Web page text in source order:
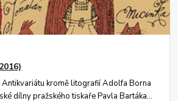
Antikvariátu kromě litografií Adolfa Borna
dílny pražského tiskaře Pavla Bartáka...